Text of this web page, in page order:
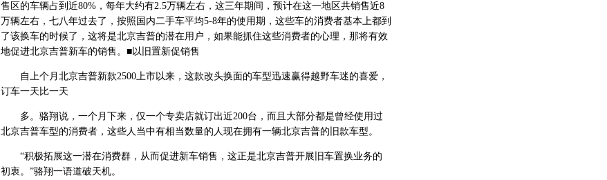
售区的车辆占到近80%，每年大约有2.5万辆左右，这三年期间，预计在这一地区共销售近8
万辆左右，七八年过去了，按照国内二手车平均5-8年的使用期，这些车的消费者基本上都到
了该换车的时候了，这将是北京吉普的潜在用户，如果能抓住这些消费者的心理，那将有效
地促进北京吉普新车的销售。■以旧置新促销售
自上个月北京吉普新款2500上市以来，这款改头换面的车型迅速赢得越野车迷的喜爱，
订车一天比一天
多。骆翔说，一个月下来，仅一个专卖店就订出近200台，而且大部分都是曾经使用过
北京吉普车型的消费者，这些人当中有相当数量的人现在拥有一辆北京吉普的旧款车型。
“积极拓展这一潜在消费群，从而促进新车销售，这正是北京吉普开展旧车置换业务的
初衷。”骆翔一语道破天机。